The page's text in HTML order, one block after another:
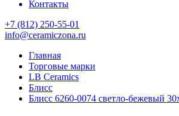
Контакты
+7 (812) 250-55-01
info@ceramiczona.ru
Главная
Торговые марки
LB Ceramics
Блисс
Блисс 6260-0074 светло-бежевый